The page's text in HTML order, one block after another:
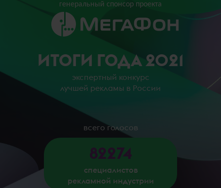
генеральный спонсор проекта
ИТОГИ ГОДА 2021
экспертный конкурс
лучшей рекламы в России
всего голосов
82274
специалистов
рекламной индустрии